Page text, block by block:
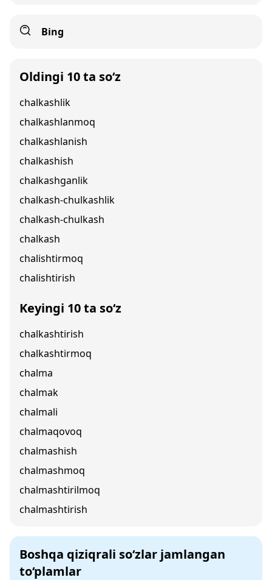
Bing
Oldingi 10 ta so‘z
chalkashlik
chalkashlanmoq
chalkashlanish
chalkashish
chalkashganlik
chalkash-chulkashlik
chalkash-chulkash
chalkash
chalishtirmoq
chalishtirish
Keyingi 10 ta so‘z
chalkashtirish
chalkashtirmoq
chalma
chalmak
chalmali
chalmaqovoq
chalmashish
chalmashmoq
chalmashtirilmoq
chalmashtirish
Boshqa qiziqrali so‘zlar jamlangan
to‘plamlar